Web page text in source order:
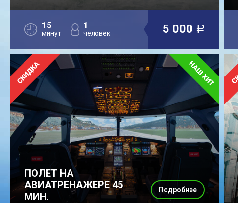
15
минут
1
человек 5 000 a
ПОЛЕТ НА
АВИАТРЕНАЖЕРЕ 45
МИН.
Подробнее